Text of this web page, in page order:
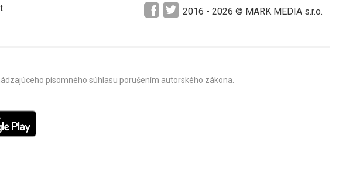
2016 - 2026 © MARK MEDIA s.r.o.
písomného súhlasu porušením autorského zákona.